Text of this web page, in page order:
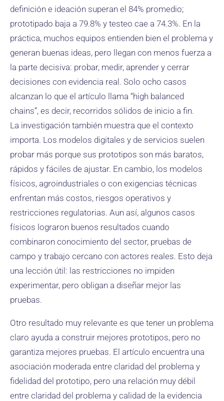
definición e ideación superan el 84% promedio;
prototipado baja a 79.8% y testeo cae a 74.3%. En la
práctica, muchos equipos entienden bien el problema y
generan buenas ideas, pero llegan con menos fuerza a
la parte decisiva: probar, medir, aprender y cerrar
decisiones con evidencia real. Solo ocho casos
alcanzan lo que el artículo llama “high balanced
chains”, es decir, recorridos sólidos de inicio a fin.
La investigación también muestra que el contexto
importa. Los modelos digitales y de servicios suelen
probar más porque sus prototipos son más baratos,
rápidos y fáciles de ajustar. En cambio, los modelos
físicos, agroindustriales o con exigencias técnicas
enfrentan más costos, riesgos operativos y
restricciones regulatorias. Aun así, algunos casos
físicos lograron buenos resultados cuando
combinaron conocimiento del sector, pruebas de
campo y trabajo cercano con actores reales. Esto deja
una lección útil: las restricciones no impiden
experimentar, pero obligan a diseñar mejor las
pruebas.
Otro resultado muy relevante es que tener un problema
claro ayuda a construir mejores prototipos, pero no
garantiza mejores pruebas. El artículo encuentra una
asociación moderada entre claridad del problema y
fidelidad del prototipo, pero una relación muy débil
entre claridad del problema y calidad de la evidencia